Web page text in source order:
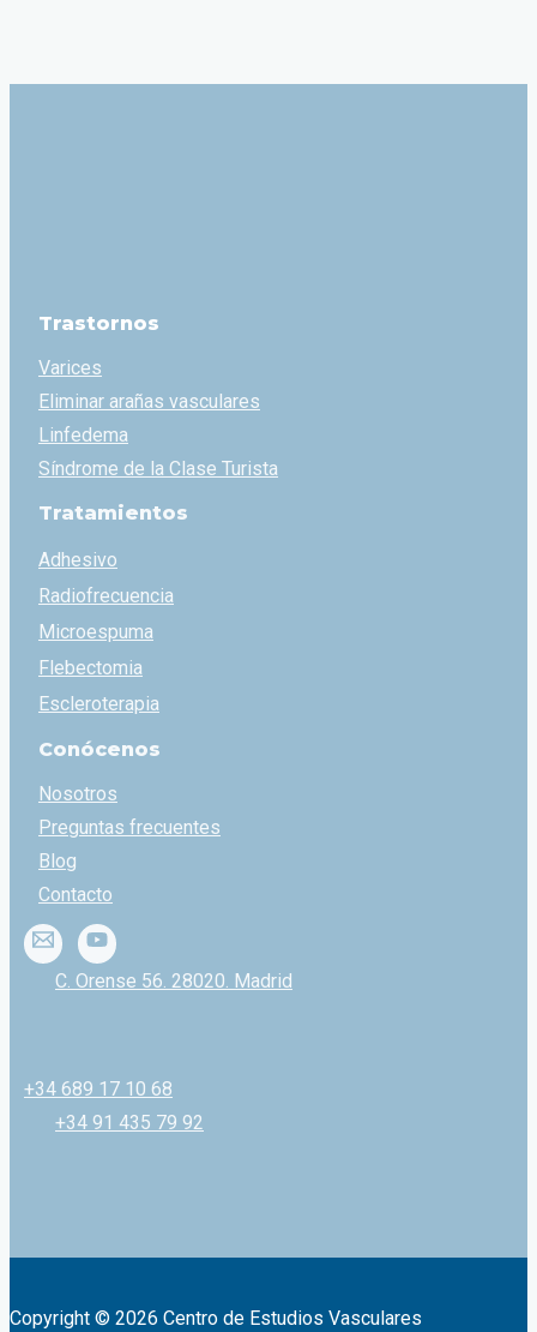
Trastornos
Varices
Eliminar arañas vasculares
Linfedema
Síndrome de la Clase Turista
Tratamientos
Adhesivo
Radiofrecuencia
Microespuma
Flebectomia
Escleroterapia
Conócenos
Nosotros
Preguntas frecuentes
Blog
Contacto
C. Orense 56. 28020. Madrid
+34 689 17 10 68
+34 91 435 79 92
Copyright © 2026 Centro de Estudios Vasculares